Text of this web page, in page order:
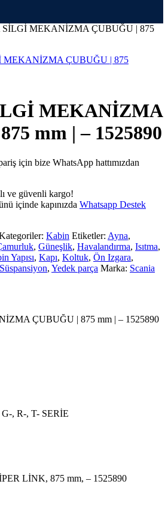
SİLGİ MEKANİZMA ÇUBUĞU | 875
MEKANİZMA
mm | – 1525890
için bize WhatsApp hattımızdan
ve güvenli kargo!
içinde kapınızda Whatsapp Destek
Kabin Etiketler: Ayna,
, Güneşlik, Havalandırma, Isıtma,
Yapısı, Kapı, Koltuk, Ön Izgara,
Süspansiyon, Yedek parça Marka: Scania
ÇUBUĞU | 875 mm | – 1525890
, R-, T- SERİE
LİNK, 875 mm, – 1525890